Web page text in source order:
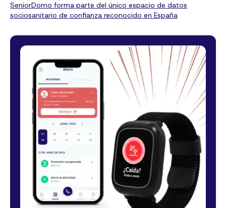
SeniorDomo forma parte del único espacio de datos
sociosanitario de confianza reconocido en España